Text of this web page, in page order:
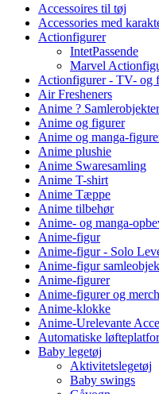
Accessoires til tøj
Accessories med
Actionfigurer
IntetPassende
Marvel
Actionfigurer - TV- og
Air Fresheners
Anime ?
Anime og figurer
Anime og manga-
Anime plushie
Anime Swaresamling
Anime T-shirt
Anime Tæppe
Anime tilbehør
Anime- og manga-
Anime-figur
Anime-figur - Solo
Anime-figur
Anime-figurer
Anime-figurer og
Anime-klokke
Anime-Urelevante
Automatiske
Baby legetøj
Aktivitetslegetøj
Baby swings